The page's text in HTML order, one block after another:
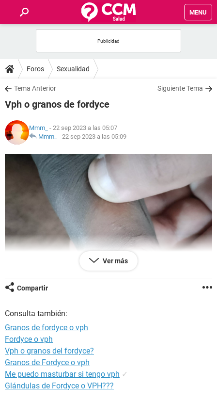
MENU
FOROS
SALUD
FAMILIA
NUTRICIÓN
BIENESTAR
SEXUALIDAD
Foros Sexualidad
Tema Anterior Siguiente Tema
Vph o granos de fordyce
Mmm_ - 22 sep 2023 a las 05:07
Mmm_ - 22 sep 2023 a las 05:09
Ver más
Compartir
Consulta también:
Granos de fordyce o vph
Fordyce o vph
Vph o granos del fordyce?
Granos de Fordyce o vph
Me puedo masturbar si tengo vph ✓
Glándulas de Fordyce o VPH???